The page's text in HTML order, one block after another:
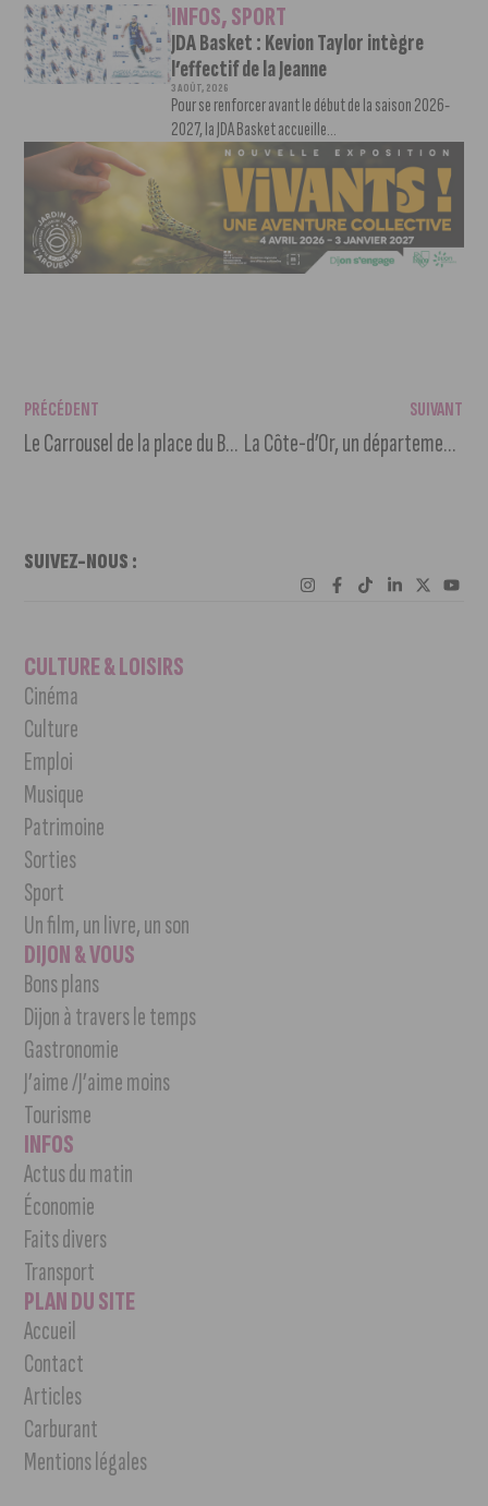
INFOS,SPORT
JDA Basket : Kevion Taylor intègre
l’effectif de la Jeanne
3 AOÛT, 2026
Pour se renforcer avant le début de la saison 2026-
2027, la JDA Basket accueille...
PRÉCÉDENT
Le Carrousel de la place du Bareuzai détruit par un incendie
SUIVANT
La Côte-d’Or, un département attractif pour les nouveaux habitants
SUIVEZ-NOUS :
CULTURE & LOISIRS
Cinéma
Culture
Emploi
Musique
Patrimoine
Sorties
Sport
Un film, un livre, un son
DIJON & VOUS
Bons plans
Dijon à travers le temps
Gastronomie
J’aime /J’aime moins
Tourisme
INFOS
Actus du matin
Économie
Faits divers
Transport
PLAN DU SITE
Accueil
Contact
Articles
Carburant
Mentions légales